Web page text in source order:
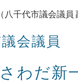
八千代市議会議員
会議員
さわだ新